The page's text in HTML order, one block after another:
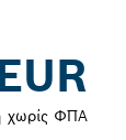
χωρίς ΦΠΑ